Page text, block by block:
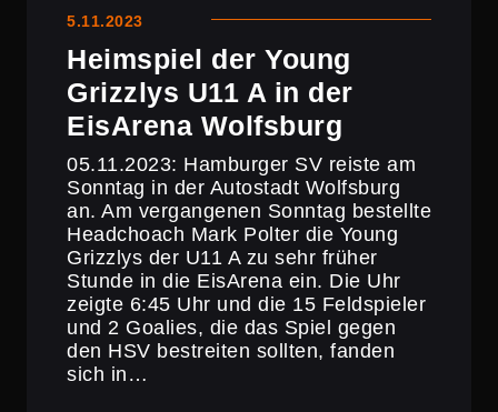
5.11.2023
Heimspiel der Young
Grizzlys U11 A in der
EisArena Wolfsburg
05.11.2023: Hamburger SV reiste am
Sonntag in der Autostadt Wolfsburg
an. Am vergan­genen Sonntag bestellte
Headchoach Mark Polter die Young
Grizzlys der U11 A zu sehr früher
Stunde in die EisArena ein. Die Uhr
zeigte 6:45 Uhr und die 15 Feldspieler
und 2 Goalies, die das Spiel gegen
den HSV bestreiten sollten, fanden
sich in…